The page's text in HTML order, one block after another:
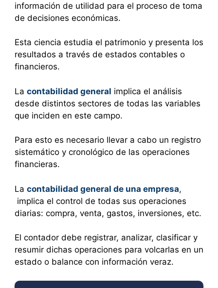
información de utilidad para el proceso de toma
de decisiones económicas.
Esta ciencia estudia el patrimonio y presenta los
resultados a través de estados contables o
financieros.
La contabilidad general implica el análisis
desde distintos sectores de todas las variables
que inciden en este campo.
Para esto es necesario llevar a cabo un registro
sistemático y cronológico de las operaciones
financieras.
La contabilidad general de una empresa,
implica el control de todas sus operaciones
diarias: compra, venta, gastos, inversiones, etc.
El contador debe registrar, analizar, clasificar y
resumir dichas operaciones para volcarlas en un
estado o balance con información veraz.